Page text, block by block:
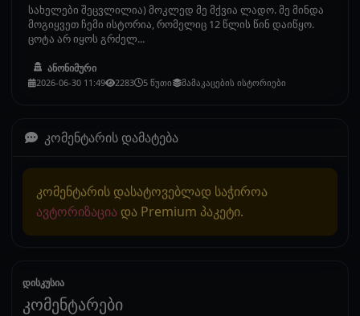
სახელები შეცვლილია) მოკლედ მე მქვია ლადო. მე მინდა
მოგიყვეთ ჩემი ისტორია, რომელიც 12 წლის წინ დაიწყო.
ცოტა არ იყოს გრძელ...
ანონიმური
2026-06-30 11:49 2283 5 წუთი მამაკაცების ისტორიები
კომენტარის დამატება
კომენტარის დასატოვებლად საჭიროა
ავტორიზაცია და Premium პაკეტი.
დისკუსია
კომენტარები